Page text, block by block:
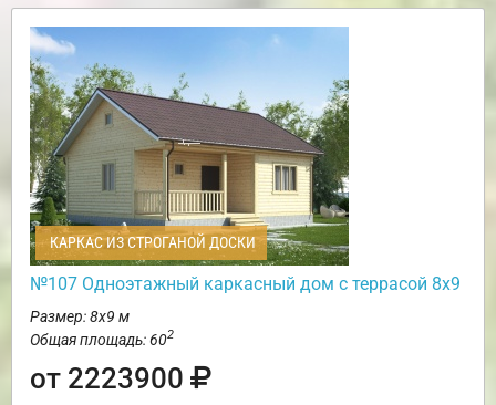
КАРКАС ИЗ СТРОГАНОЙ ДОСКИ
№107 Одноэтажный каркасный дом с террасой 8х9
Размер: 8х9 м
Общая площадь: 602
от 2223900